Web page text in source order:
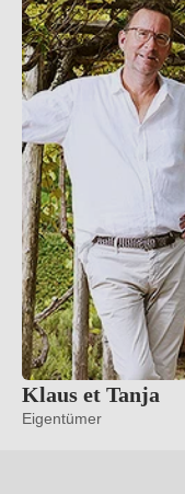
Klaus et Tanja
Eigentümer